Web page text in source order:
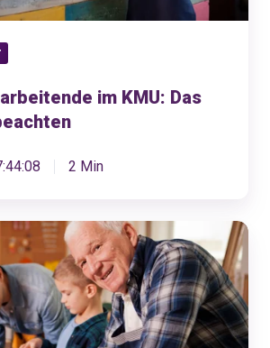
im KMU: Das
2 Min